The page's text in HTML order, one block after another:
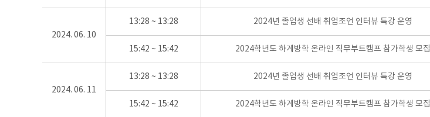
2024. 06. 10
13:28 ~ 13:28 2024년 졸업생 선배 취업조언 인터뷰 특강 운영
15:42 ~ 15:42 2024학년도 하계방학 온라인 직무부트캠프 참가학생 모집
2024. 06. 11
13:28 ~ 13:28 2024년 졸업생 선배 취업조언 인터뷰 특강 운영
15:42 ~ 15:42 2024학년도 하계방학 온라인 직무부트캠프 참가학생 모집